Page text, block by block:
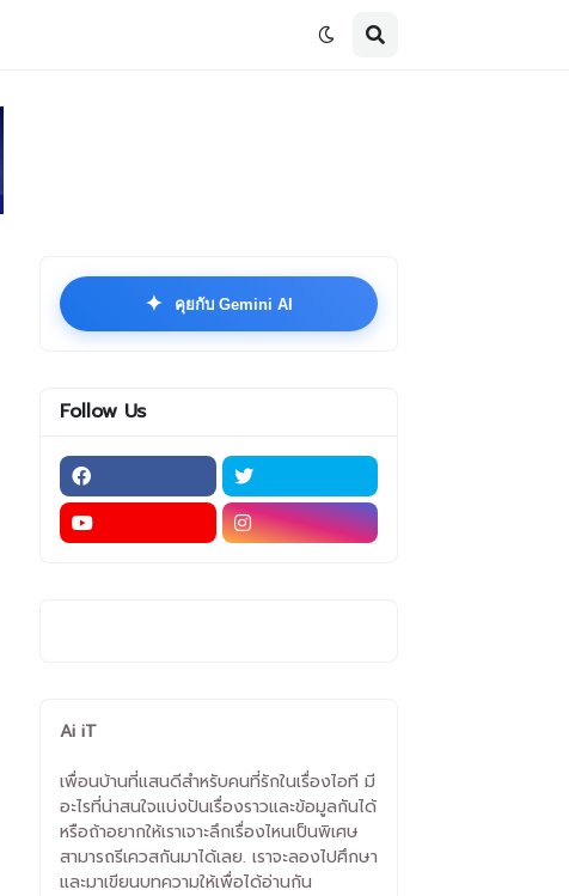
✦ คุยกับ Gemini AI
Follow Us
Ai iT
เพื่อนบ้านที่แสนดีสำหรับคนที่รักในเรื่องไอที มี
อะไรที่น่าสนใจแบ่งปันเรื่องราวและข้อมูลกันได้
หรือถ้าอยากให้เราเจาะลึกเรื่องไหนเป็นพิเศษ
สามารถรีเควสกันมาได้เลย. เราจะลองไปศึกษา
และมาเขียนบทความให้เพื่อได้อ่านกัน